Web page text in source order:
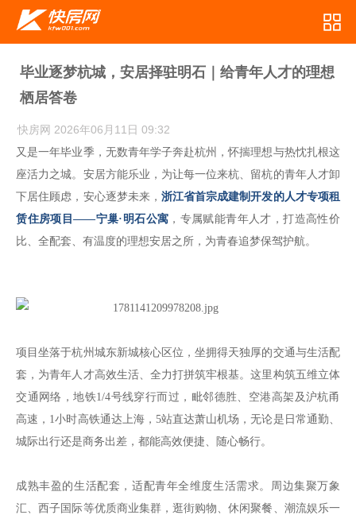
毕业逐梦杭城，安居择驻明石｜给青年人才的理想
栖居答卷
快房网 2026年06月11日 09:32
又是一年毕业季，无数青年学子奔赴杭州，怀揣理想与热忱扎根这
座活力之城。安居方能乐业，为让每一位来杭、留杭的青年人才卸
下居住顾虑，安心逐梦未来， 浙江省首宗成建制开发的人才专项租
赁住房项目——宁巢·明石公寓 ，专属赋能青年人才，打造高性价
比、全配套、有温度的理想安居之所，为青春追梦保驾护航。
项目坐落于杭州城东新城核心区位，坐拥得天独厚的交通与生活配
套，为青年人才高效生活、全力打拼筑牢根基。这里构筑五维立体
交通网络，地铁1/4号线穿行而过，毗邻德胜、空港高架及沪杭甬
高速，1小时高铁通达上海，5站直达萧山机场，无论是日常通勤、
城际出行还是商务出差，都能高效便捷、随心畅行。
成熟丰盈的生活配套，适配青年全维度生活需求。周边集聚万象
汇、西子国际等优质商业集群，逛街购物、休闲聚餐、潮流娱乐一